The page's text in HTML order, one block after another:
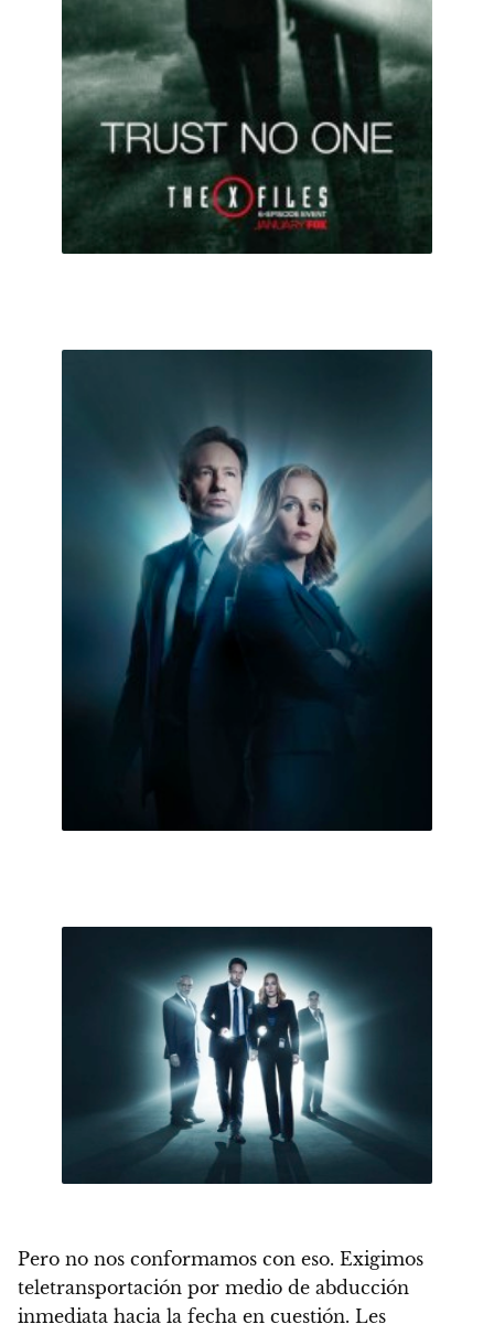
Pero no nos conformamos con eso. Exigimos
teletransportación por medio de abducción
inmediata hacia la fecha en cuestión. Les